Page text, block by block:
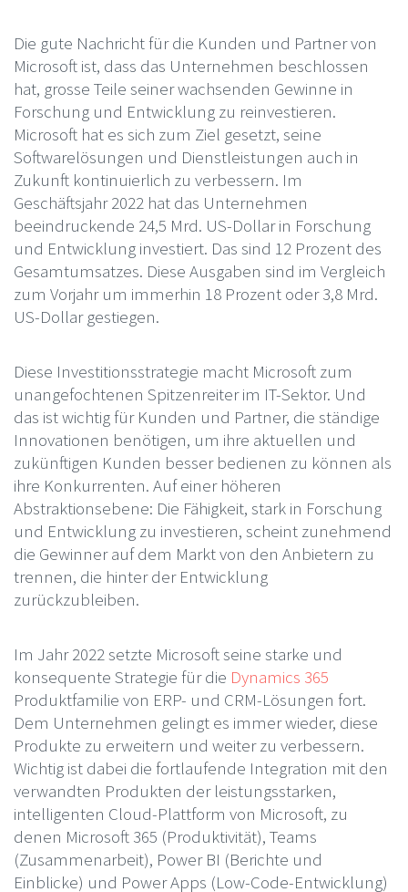
Die gute Nachricht für die Kunden und Partner von
Microsoft ist, dass das Unternehmen beschlossen
hat, grosse Teile seiner wachsenden Gewinne in
Forschung und Entwicklung zu reinvestieren.
Microsoft hat es sich zum Ziel gesetzt, seine
Softwarelösungen und Dienstleistungen auch in
Zukunft kontinuierlich zu verbessern. Im
Geschäftsjahr 2022 hat das Unternehmen
beeindruckende 24,5 Mrd. US-Dollar in Forschung
und Entwicklung investiert. Das sind 12 Prozent des
Gesamtumsatzes. Diese Ausgaben sind im Vergleich
zum Vorjahr um immerhin 18 Prozent oder 3,8 Mrd.
US-Dollar gestiegen.
Diese Investitionsstrategie macht Microsoft zum
unangefochtenen Spitzenreiter im IT-Sektor. Und
das ist wichtig für Kunden und Partner, die ständige
Innovationen benötigen, um ihre aktuellen und
zukünftigen Kunden besser bedienen zu können als
ihre Konkurrenten. Auf einer höheren
Abstraktionsebene: Die Fähigkeit, stark in Forschung
und Entwicklung zu investieren, scheint zunehmend
die Gewinner auf dem Markt von den Anbietern zu
trennen, die hinter der Entwicklung
zurückzubleiben.
Im Jahr 2022 setzte Microsoft seine starke und
konsequente Strategie für die Dynamics 365
Produktfamilie von ERP- und CRM-Lösungen fort.
Dem Unternehmen gelingt es immer wieder, diese
Produkte zu erweitern und weiter zu verbessern.
Wichtig ist dabei die fortlaufende Integration mit den
verwandten Produkten der leistungsstarken,
intelligenten Cloud-Plattform von Microsoft, zu
denen Microsoft 365 (Produktivität), Teams
(Zusammenarbeit), Power BI (Berichte und
Einblicke) und Power Apps (Low-Code-Entwicklung)